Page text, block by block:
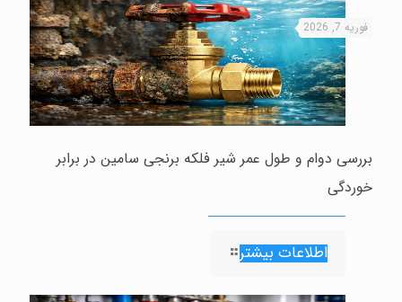
فوریه 7, 2026
بررسی دوام و طول عمر شیر فلکه برنجی سامین در برابر
خوردگی
اطلاعات بیشتر